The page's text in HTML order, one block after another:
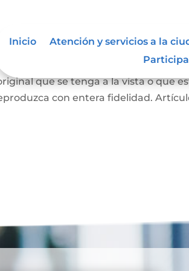
Inicio Atención y servicios a la
Participa
o una literal de un
que se tenga a la vista o que
con entera fidelidad.